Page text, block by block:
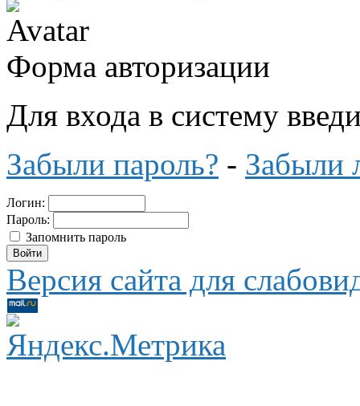
Форма авторизации
Для входа в систему
Забыли пароль? - Забыли
Логин:
Пароль:
Запомнить пароль
Версия сайта для